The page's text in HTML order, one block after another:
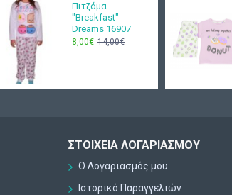
Πιτζάμα
"Breakfast"
Dreams 16907
8,00€ 14,00€
ΣΤΟΙΧΕΊΑ ΛΟΓΑΡΙΑΣΜΟΎ
Ο Λογαριασμός μου
Ιστορικό Παραγγελιών